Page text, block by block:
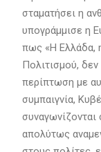
σταματήσει η
υπογράμμισε η
πως «Η Ελλάδα,
Πολιτισμού, δεν
περίπτωση με
συμπαιγνία,
απολύτως